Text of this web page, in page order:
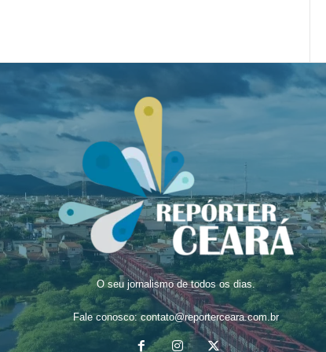
O seu jornalismo de todos os dias.
Fale conosco:contato@reporterceara.com.br